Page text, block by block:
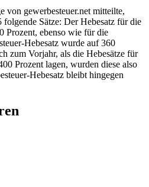
von gewerbesteuer.net mitteilte,
folgende Sätze: Der Hebesatz für die
Prozent, ebenso wie für die
Hebesatz wurde auf 360
zum Vorjahr, als die Hebesätze für
Prozent lagen, wurden diese also
Hebesatz bleibt hingegen